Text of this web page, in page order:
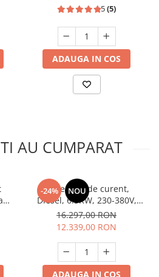
5(5)
ADAUGA IN COS
AU CUMPARAT
-24% NOU
Generator de curent,
Diesel, 6.5KW, 230-380V,
HEAVY DUTY -
INSONORIZAT - KONNER &
SOHNEN - KS-8200DE-1/3-
HD-ATSR
16.297,00 RON
12.339,00 RON
ADAUGA IN COS